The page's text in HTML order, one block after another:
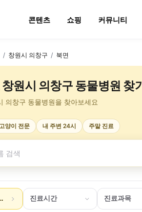
콘텐츠 쇼핑 커뮤니티
/ 창원시 의창구 / 북면
원시 의창구 동물병원 찾기
의창구 동물병원을 찾아보세요
고양이 전문 내 주변 24시 주말 진료
시 의창구 북면
진료시간 진료과목